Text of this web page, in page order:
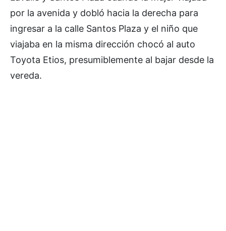
por la avenida y dobló hacia la derecha para
ingresar a la calle Santos Plaza y el niño que
viajaba en la misma dirección chocó al auto
Toyota Etios, presumiblemente al bajar desde la
vereda.